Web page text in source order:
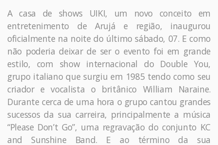
A casa de shows UIKI, um novo conceito em
entretenimento de Arujá e região, inaugurou
oficialmente na noite do último sábado, 07. E como
não poderia deixar de ser o evento foi em grande
estilo, com show internacional do Double You,
grupo italiano que surgiu em 1985 tendo como seu
criador e vocalista o britânico William Naraine.
Durante cerca de uma hora o grupo cantou grandes
sucessos da sua carreira, principalmente a música
“Please Don’t Go”, uma regravação do conjunto KC
and Sunshine Band. E ao término da sua